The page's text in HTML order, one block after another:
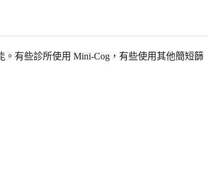
。有些診所使用 Mini-Cog，有些使用其他簡短篩